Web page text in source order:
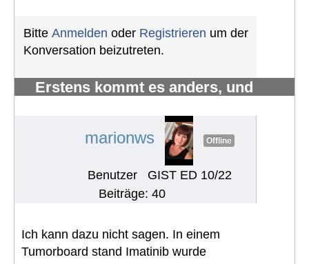
Bitte Anmelden oder Registrieren um der
Konversation beizutreten.
Erstens kommt es anders, und
marionws Offline
Benutzer
GIST ED 10/22
Beiträge: 40
Ich kann dazu nicht sagen. In einem
Tumorboard stand Imatinib wurde